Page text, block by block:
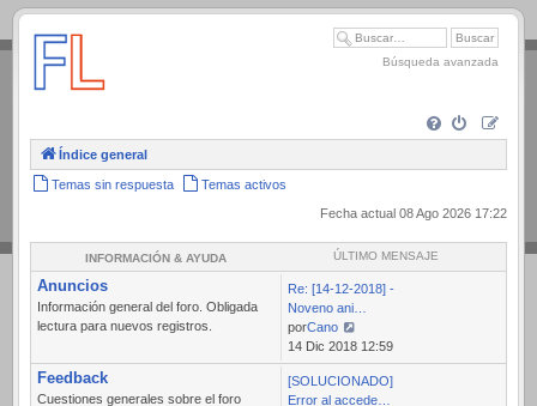
.
Búsqueda avanzada
Índice general
Temas sin respuesta
Temas activos
Fecha actual 08 Ago 2026 17:22
INFORMACIÓN & AYUDA ÚLTIMO MENSAJE
Anuncios
Información general del foro. Obligada
lectura para nuevos registros.
Re: [14-12-2018] -
Noveno ani…
porCano
Ver
último
mensaje
14 Dic 2018 12:59
Feedback
Cuestiones generales sobre el foro
[SOLUCIONADO]
Error al accede…